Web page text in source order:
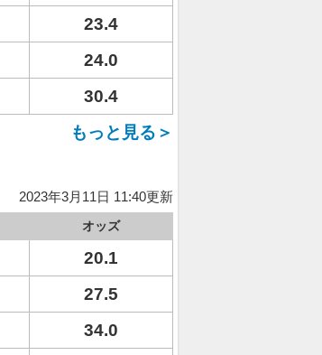
23.4
24.0
30.4
もっと見る＞
2023年3月11日 11:40更新
オッズ
20.1
27.5
34.0